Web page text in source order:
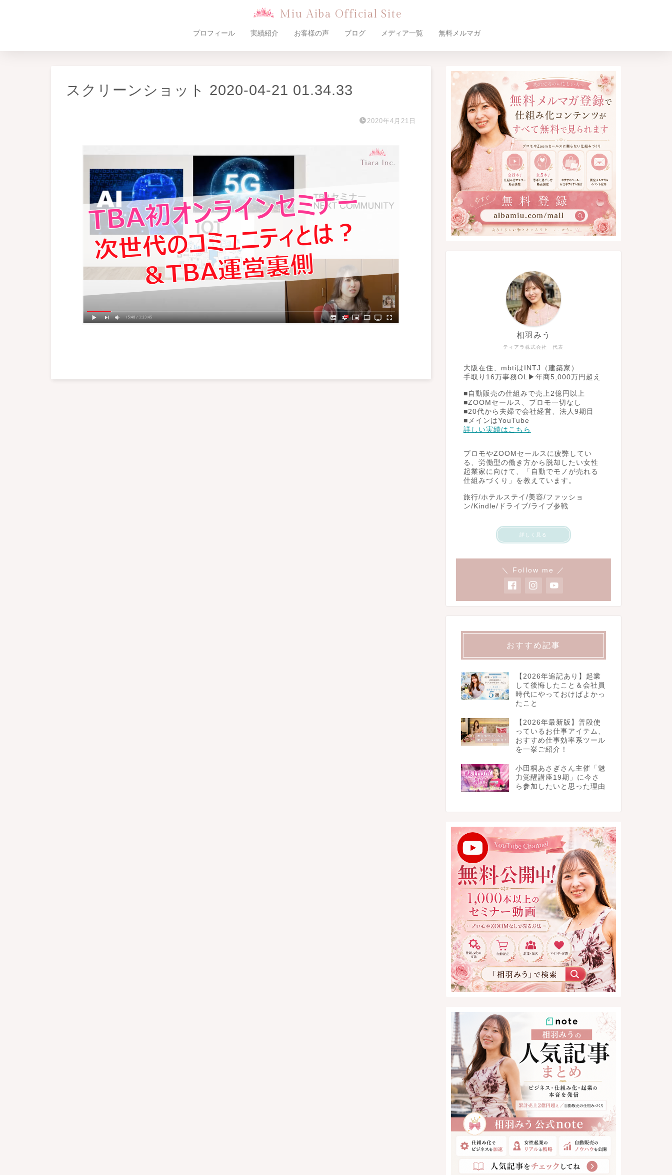
Miu Aiba Official Site
プロフィール 実績紹介 お客様の声 ブログ メディア一覧 無料メルマガ
スクリーンショット 2020-04-21 01.34.33
2020年4月21日
ティアラ株式会社 代表
相羽みう
大阪在住、mbtiはINTJ（建築家）
手取り16万事務OL▶︎年商5,000万円超え
■自動販売の仕組みで売上2億円以上
■ZOOMセールス、プロモ一切なし
■20代から夫婦で会社経営、法人9期目
■メインはYouTube
詳しい実績はこちら
プロモやZOOMセールスに疲弊してい
る、労働型の働き方から脱却したい女性
起業家に向けて、「自動でモノが売れる
仕組みづくり」を教えています。
旅行/ホテルステイ/美容/ファッショ
ン/Kindle/ドライブ/ライブ参戦
詳しく見る
＼ Follow me ／
おすすめ記事
【2026年追記あり】起業
して後悔したこと＆会社員
時代にやっておけばよかっ
たこと
【2026年最新版】普段使
っているお仕事アイテム、
おすすめ仕事効率系ツール
を一挙ご紹介！
小田桐あさぎさん主催「魅
力覚醒講座19期」に今さ
ら参加したいと思った理由